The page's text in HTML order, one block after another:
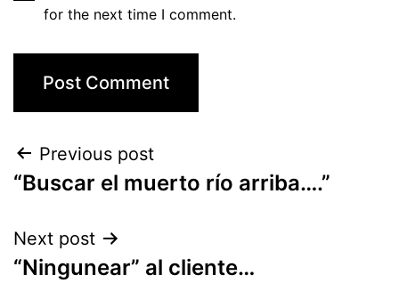
for the next time I comment.
Previous post
“Buscar el muerto río arriba….”
Next post
“Ningunear” al cliente…